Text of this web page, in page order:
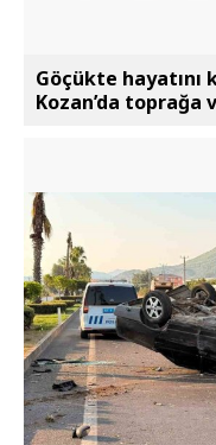
Göçükte hayatını
Kozan’da toprağa